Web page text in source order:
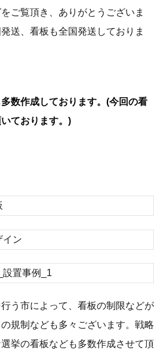
ご覧頂き、ありがとうございま
送、看板も全国発送しておりま
数作成しております。(今回の看
ております。)
う市によって、看板の制限などが
規制なども多々ございます。戦略
挙の看板なども多数作成させて頂